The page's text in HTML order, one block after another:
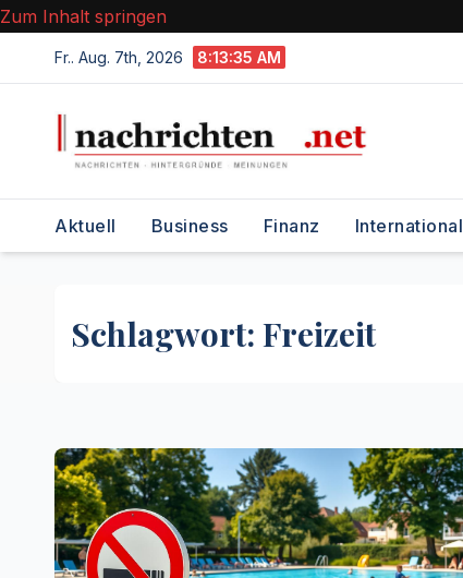
Zum Inhalt springen
Fr.. Aug. 7th, 2026 8:13:36 AM
Aktuell Business Finanz International
Schlagwort: Freizeit